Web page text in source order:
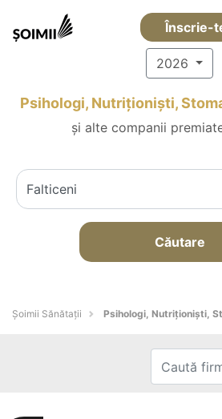
Înscrie-
2026
Psihologi, Nutriționiști,
și alte companii
Căutare
Şoimii Sănătații Psihologi, Nutriționiști,